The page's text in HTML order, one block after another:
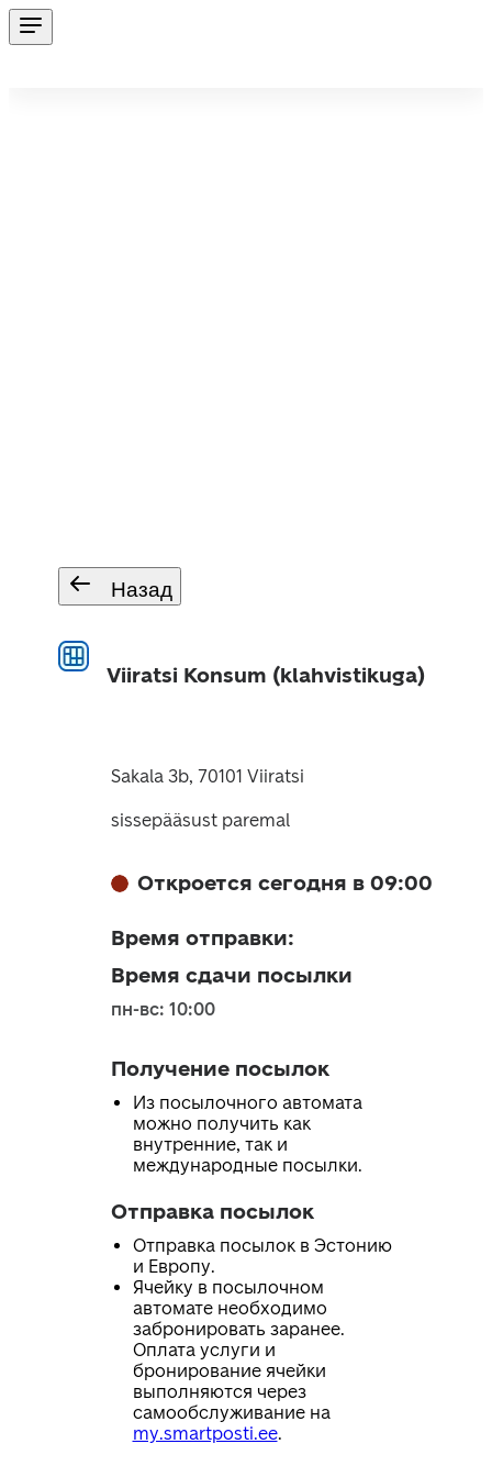
Назад
Viiratsi Konsum (klahvistikuga)
Sakala 3b, 70101 Viiratsi
sissepääsust paremal
Откроется сегодня в 09:00
Время отправки:
Время сдачи посылки
пн-вс: 10:00
Получение посылок
Из посылочного автомата
можно получить как
внутренние, так и
международные посылки.
Отправка посылок
Отправка посылок в Эстонию
и Европу.
Ячейку в посылочном
автомате необходимо
забронировать заранее.
Оплата услуги и
бронирование ячейки
выполняются через
самообслуживание на
my.smartposti.ee.